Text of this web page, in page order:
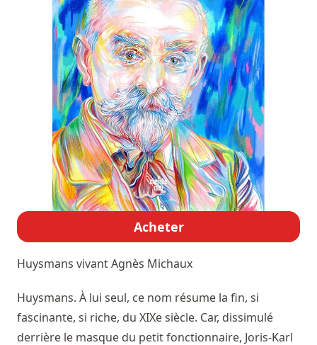
Acheter
Huysmans vivantAgnès Michaux
Huysmans. À lui seul, ce nom résume la fin, si
fascinante, si riche, du XIXe siècle. Car, dissimulé
derrière le masque du petit fonctionnaire, Joris-Karl